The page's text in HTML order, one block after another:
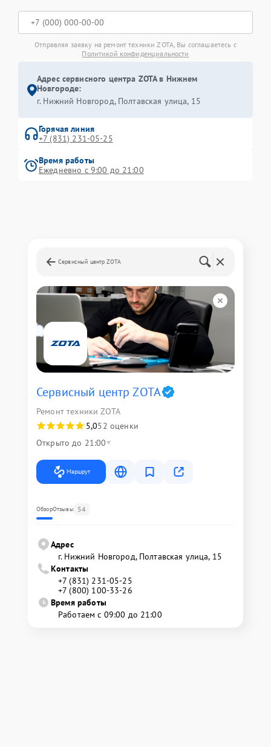
Отправляя заявку на ремонт техники ZOTA, Вы соглашаетесь с
Политикой конфиденциальности
Адрес сервисного центра ZOTA в Нижнем
Новгороде:
г. Нижний Новгород, Полтавская улица, 15
Горячая линия
+7 (831) 231-05-25
Время работы
Ежедневно с 9:00 до 21:00
Сервисный центр ZOTA
Сервисный центр ZOTA
Ремонт техники ZOTA
5,052 оценки
Открыто до 21:00
Маршрут
ОбзорОтзывы 54
Адрес
г. Нижний Новгород, Полтавская улица, 15
Контакты
+7 (831) 231-05-25
+7 (800) 100-33-26
Время работы
Работаем с 09:00 до 21:00